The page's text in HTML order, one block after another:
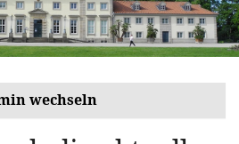
wechseln